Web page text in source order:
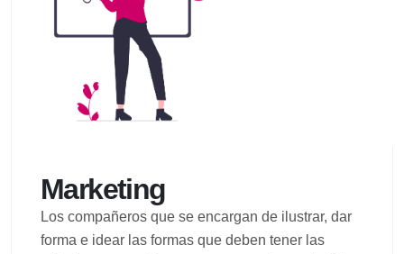
Marketing
Los compañeros que se encargan de ilustrar, dar
forma e idear las formas que deben tener las